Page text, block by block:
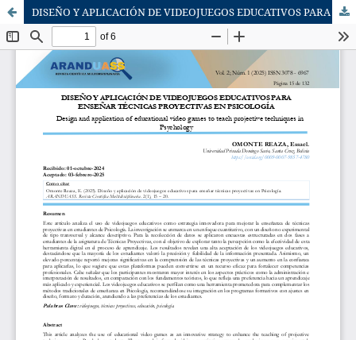
DISEÑO Y APLICACIÓN DE VIDEOJUEGOS EDUCATIVOS PARA ENSEÑAR TÉCNICAS PROYECTIVAS EN PSICOLOGÍA